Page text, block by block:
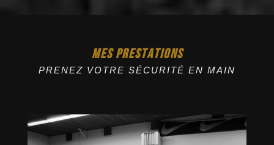
MES PRESTATIONS
PRENEZ VOTRE SÉCURITÉ EN MAIN